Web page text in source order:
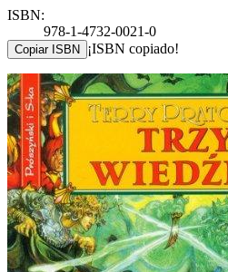
ISBN:
978-1-4732-0021-0
Copiar ISBN ¡ISBN copiado!